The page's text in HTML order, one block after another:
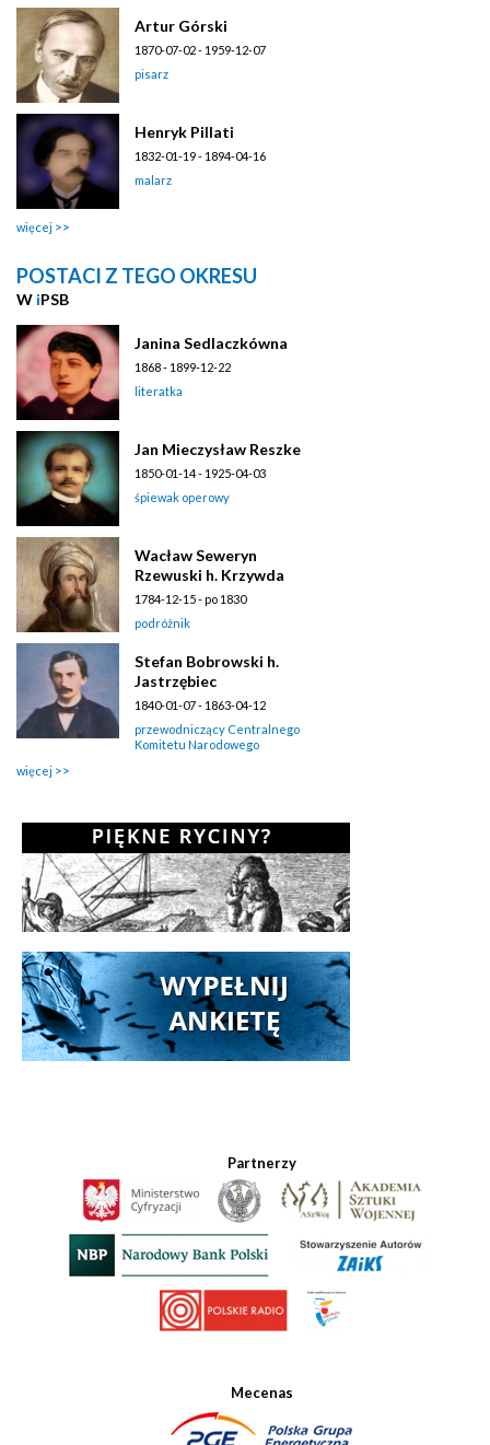
Artur Górski
1870-07-02 - 1959-12-07
pisarz
Henryk Pillati
1832-01-19 - 1894-04-16
malarz
więcej
POSTACI Z TEGO OKRESU
W iPSB
Janina Sedlaczkówna
1868 - 1899-12-22
literatka
Jan Mieczysław Reszke
1850-01-14 - 1925-04-03
śpiewak operowy
Wacław Seweryn
Rzewuski h. Krzywda
1784-12-15 - po 1830
podróżnik
Stefan Bobrowski h.
Jastrzębiec
1840-01-07 - 1863-04-12
przewodniczący Centralnego
Komitetu Narodowego
więcej
Partnerzy
Mecenas